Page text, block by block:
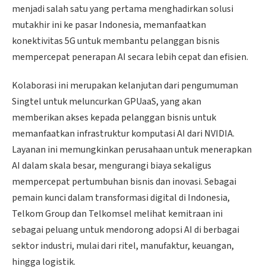
menjadi salah satu yang pertama menghadirkan solusi
mutakhir ini ke pasar Indonesia, memanfaatkan
konektivitas 5G untuk membantu pelanggan bisnis
mempercepat penerapan AI secara lebih cepat dan efisien.
Kolaborasi ini merupakan kelanjutan dari pengumuman
Singtel untuk meluncurkan GPUaaS, yang akan
memberikan akses kepada pelanggan bisnis untuk
memanfaatkan infrastruktur komputasi AI dari NVIDIA.
Layanan ini memungkinkan perusahaan untuk menerapkan
AI dalam skala besar, mengurangi biaya sekaligus
mempercepat pertumbuhan bisnis dan inovasi. Sebagai
pemain kunci dalam transformasi digital di Indonesia,
Telkom Group dan Telkomsel melihat kemitraan ini
sebagai peluang untuk mendorong adopsi AI di berbagai
sektor industri, mulai dari ritel, manufaktur, keuangan,
hingga logistik.